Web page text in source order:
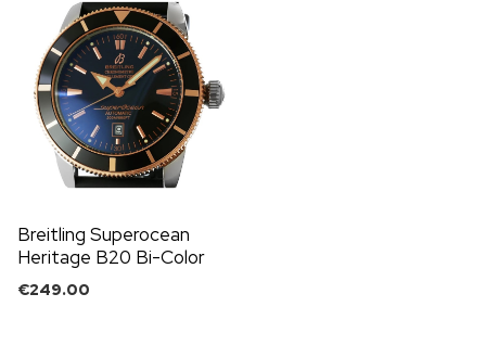
Breitling Superocean
Heritage B20 Bi-Color
42mm
€249.00